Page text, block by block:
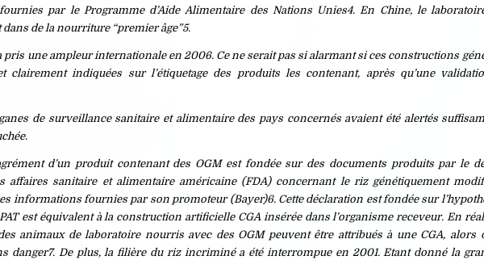
par le Programme d’Aide Alimentaire des Nations Unies4. En Chine, le
dans de la nourriture “premier âge”5.
une ampleur internationale en 2006. Ce ne serait pas si alarmant si ces constructions
clairement indiquées sur l’étiquetage des produits les contenant, après qu’une
de surveillance sanitaire et alimentaire des pays concernés avaient été alertés
d’un produit contenant des OGM est fondée sur des documents produits par le
affaires sanitaire et alimentaire américaine (FDA) concernant le riz génétiquement
informations fournies par son promoteur (Bayer)6. Cette déclaration est fondée sur
est équivalent à la construction artificielle CGA insérée dans l’organisme receveur. En
animaux de laboratoire nourris avec des OGM peuvent être attribués à une CGA, alors
danger7. De plus, la filière du riz incriminé a été interrompue en 2001. Etant donné la